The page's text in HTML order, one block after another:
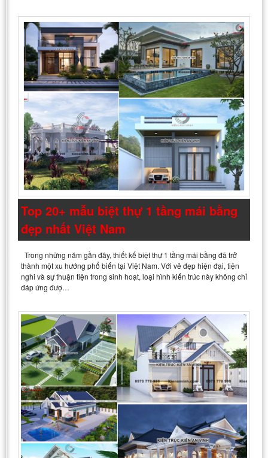
Top 20+ mẫu biệt thự 1 tầng mái bằng
đẹp nhất Việt Nam
Trong những năm gần đây, thiết kế biệt thự 1 tầng mái bằng đã trở
thành một xu hướng phổ biến tại Việt Nam. Với vẻ đẹp hiện đại, tiện
nghi và sự thuận tiện trong sinh hoạt, loại hình kiến trúc này không chỉ
đáp ứng đượ…